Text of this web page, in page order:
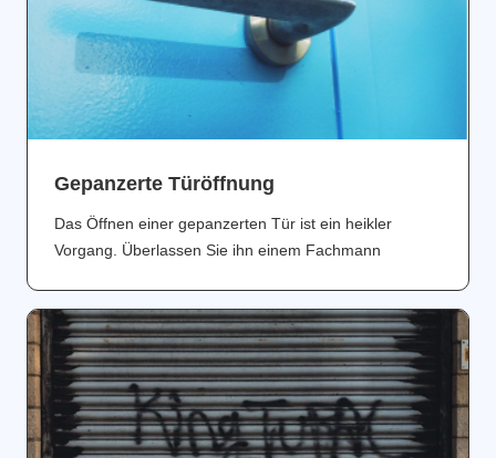
Gepanzerte Türöffnung
Das Öffnen einer gepanzerten Tür ist ein heikler
Vorgang. Überlassen Sie ihn einem Fachmann